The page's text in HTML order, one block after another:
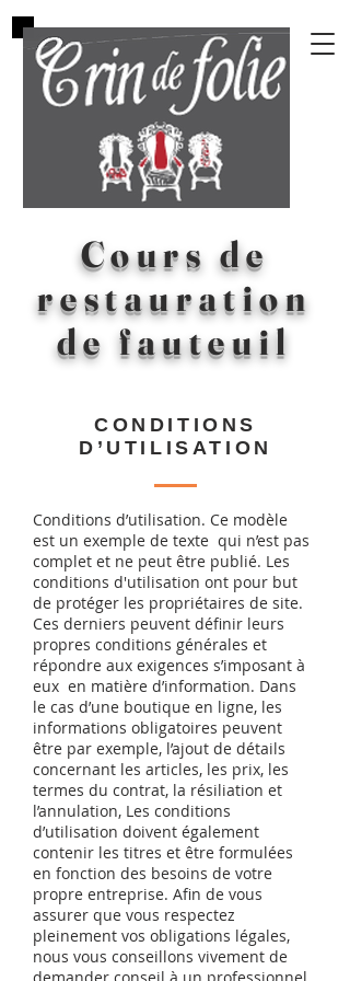
Cours de
restauration
defauteuil
CONDITIONS
D’UTILISATION
Conditions d’utilisation. Ce modèle
est un exemple de texte qui n’est pas
complet et ne peut être publié. Les
conditions d'utilisation ont pour but
de protéger les propriétaires de site.
Ces derniers peuvent définir leurs
propres conditions générales et
répondre aux exigences s’imposant à
eux en matière d’information. Dans
le cas d’une boutique en ligne, les
informations obligatoires peuvent
être par exemple, l’ajout de détails
concernant les articles, les prix, les
termes du contrat, la résiliation et
l’annulation, Les conditions
d’utilisation doivent également
contenir les titres et être formulées
en fonction des besoins de votre
propre entreprise. Afin de vous
assurer que vous respectez
pleinement vos obligations légales,
nous vous conseillons vivement de